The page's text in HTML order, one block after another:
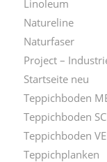
Linoleum
Natureline
Naturfaser
Project –
Startseite neu
Teppichboden
Teppichboden
Teppichboden
Teppichplanken